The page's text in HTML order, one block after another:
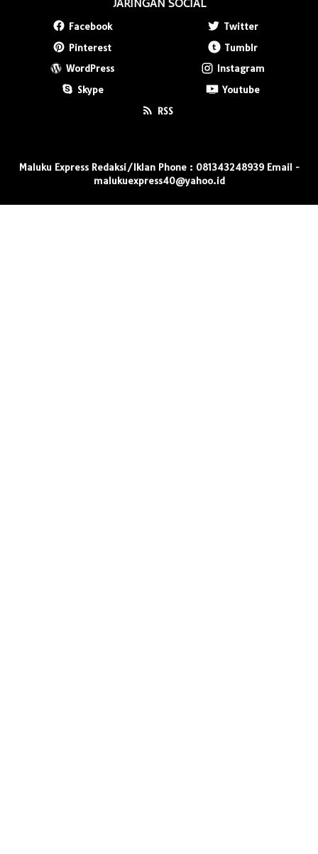
JARINGAN SOCIAL
Facebook
Twitter
Pinterest
Tumblr
WordPress
Instagram
Skype
Youtube
RSS
Maluku Express Redaksi/Iklan Phone : 081343248939 Email -
malukuexpress40@yahoo.id